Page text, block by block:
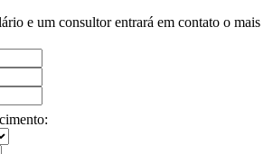
e um consultor entrará em contato o mais